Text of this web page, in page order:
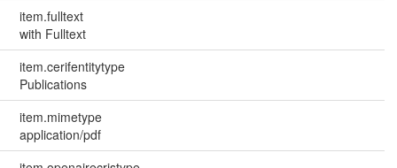
item.fulltext
with Fulltext
item.cerifentitytype
Publications
item.mimetype
application/pdf